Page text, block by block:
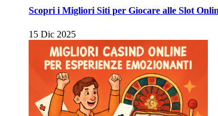
Scopri i Migliori Siti per Giocare alle Slot
15 Dic 2025